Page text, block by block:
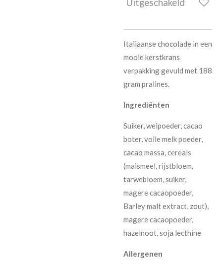
Uitgeschakeld
Italiaanse chocolade in een
mooie kerstkrans
verpakking gevuld met 188
gram pralines.
Ingrediënten
Suiker, weipoeder, cacao
boter, volle melk poeder,
cacao massa, cereals
(maismeel, rijstbloem,
tarwebloem, suiker,
magere cacaopoeder,
Barley malt extract, zout),
magere cacaopoeder,
hazelnoot, soja lecthine
Allergenen